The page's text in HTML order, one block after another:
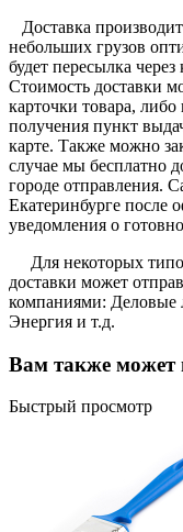
Доставка
небольших грузов
будет пересылка
Стоимость доставки
карточки товара,
получения пункт
карте. Также можно
случае мы бесплатно
городе отправления.
Екатеринбурге после
уведомления о
Для некоторых
доставки может
компаниями:
Энергия и т.д.
Вам также может
Быстрый просмотр